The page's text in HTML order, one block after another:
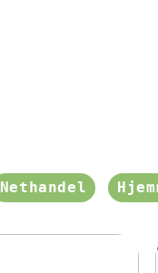
Nethandel